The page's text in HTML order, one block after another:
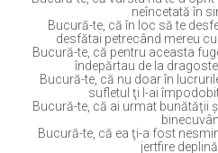
neîncetată în
Bucură-te, că în loc să te
desfătai petrecând mereu
Bucură-te, că pentru aceasta
îndepărtau de la
Bucură-te, că nu doar în
sufletul ţi l-ai
Bucură-te, că ai urmat bunătăţii
Bucură-te, că ea ţi-a fost
jertfire